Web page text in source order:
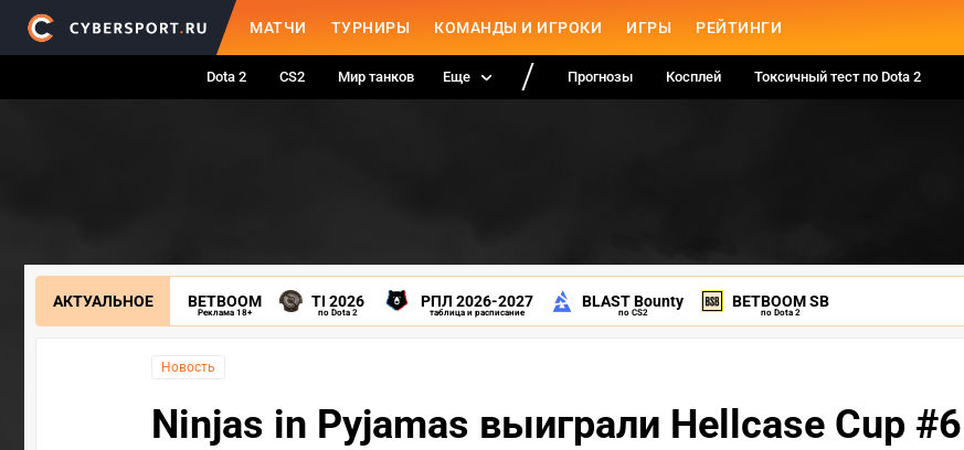
МАТЧИ ТУРНИРЫ КОМАНДЫ И ИГРОКИ ИГРЫ РЕЙТИНГИ
Dota 2 CS2 Мир танков Еще Прогнозы Косплей Токсичный тест по Dota 2
АКТУАЛЬНОЕ BETBOOM
Реклама 18+
TI 2026
по Dota 2
РПЛ 2026-2027
таблица и расписание
BLAST Bounty
по CS2
BETBOOM SB
по Dota 2
Новость
Ninjas in Pyjamas выиграли Hellcase Cup #6